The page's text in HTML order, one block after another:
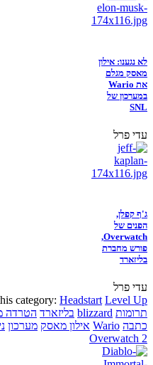
לא נגענו: אילון
מאסק מגלם
את Wario
במערכון של
SNL
עדי פרל
ג'ף קפלן,
הפנים של
Overwatch,
פורש מחברת
בליזארד
עדי פרל
category: Headstart Level Up
תרומות blizzard בליזארד הטרדה
כתבה Wario אילון מאסק מערכון
Overwatch 2